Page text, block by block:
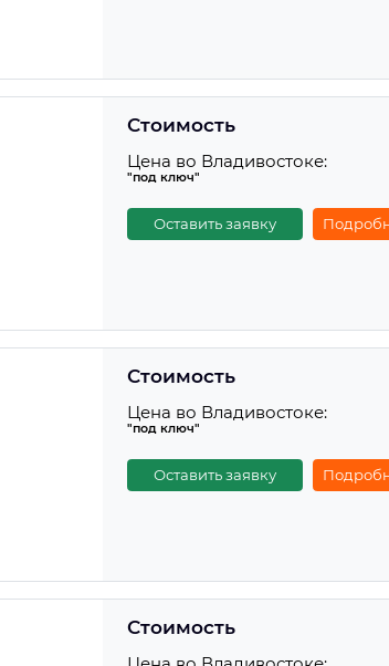
Стоимость
Цена во Владивостоке:
"под ключ"
Оставить заявку
Стоимость
Цена во Владивостоке:
"под ключ"
Оставить заявку
Стоимость